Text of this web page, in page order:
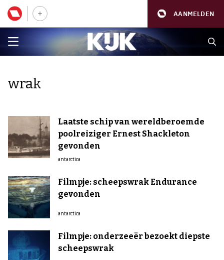
AANMELDEN
wrak
Laatste schip van wereldberoemde
poolreiziger Ernest Shackleton
gevonden
antarctica
Filmpje: scheepswrak Endurance
gevonden
antarctica
Filmpje: onderzeeër bezoekt diepste
scheepswrak